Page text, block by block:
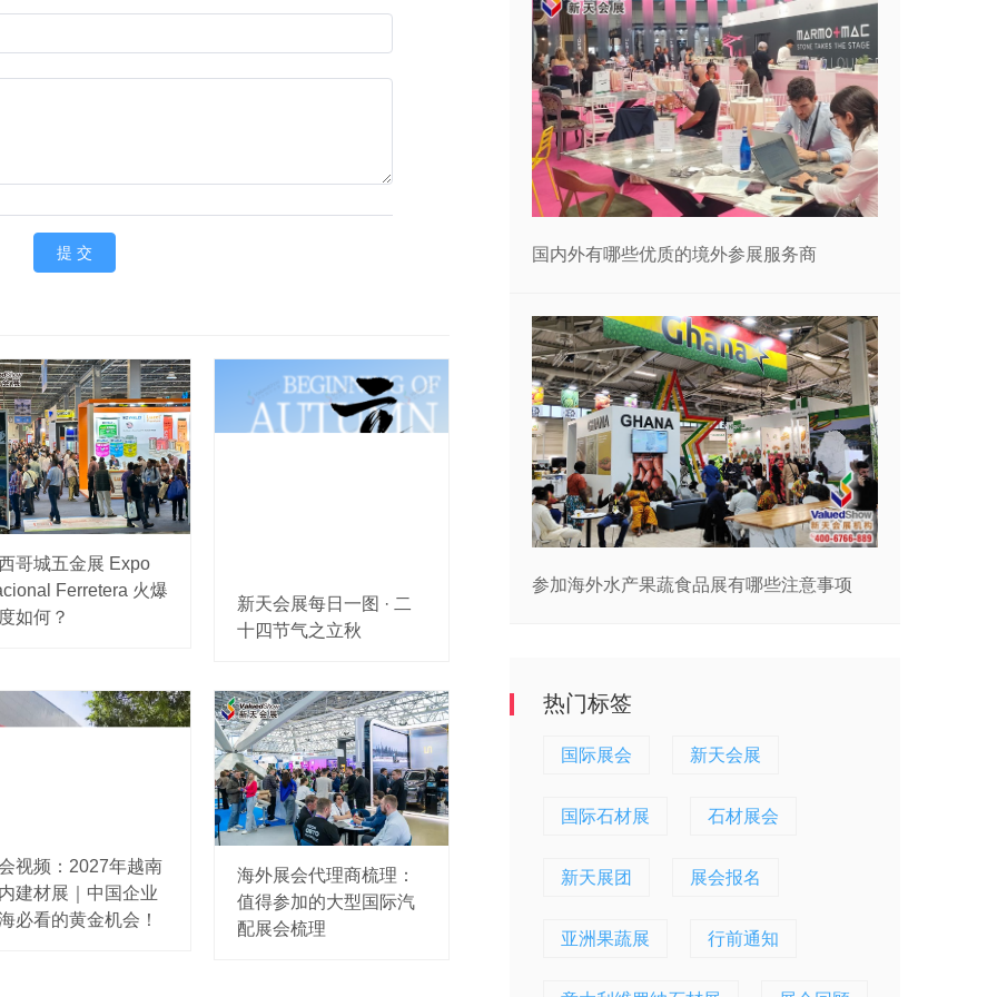
哥城五金展 Expo
Ferretera 火爆
如何？
新天会展每日一图 · 二
十四节气之立秋
视频：2027年越南
建材展｜中国企业
必看的黄金机会！
海外展会代理商梳理：
值得参加的大型国际汽
配展会梳理
国内外有哪些优质的境外参展服务商
参加海外水产果蔬食品展有哪些注意事项
热门标签
国际展会 新天会展
国际石材展 石材展会
新天展团 展会报名
亚洲果蔬展 行前通知